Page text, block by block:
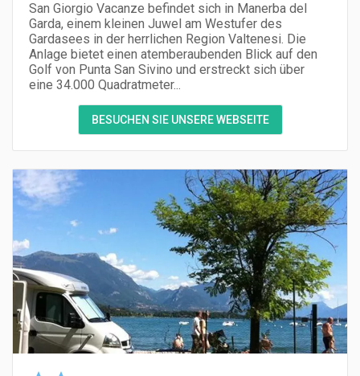
San Giorgio Vacanze befindet sich in Manerba del
Garda, einem kleinen Juwel am Westufer des
Gardasees in der herrlichen Region Valtenesi. Die
Anlage bietet einen atemberaubenden Blick auf den
Golf von Punta San Sivino und erstreckt sich über
eine 34.000 Quadratmeter...
BESUCHEN SIE UNSERE WEBSEITE